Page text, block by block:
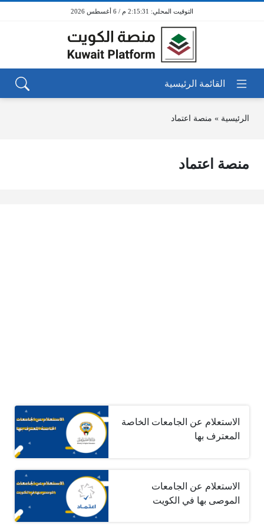
2:15:31 م / 6 أغسطس 2026
الرئيسية » منصة اعتماد
منصة اعتماد
الاستعلام عن الجامعات الخاصة
المعترف بها
الاستعلام عن الجامعات
الموصى بها في الكويت